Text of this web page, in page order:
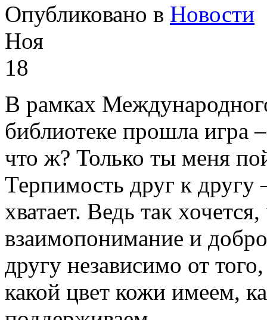
Опубликовано в Новости
Ноя
18
В рамках
библиотеке прошла игра
что ж? Только ты меня
Терпимость друг к другу
хватает. Ведь так
взаимопонимание и
другу независимо от
какой цвет кожи имеем,